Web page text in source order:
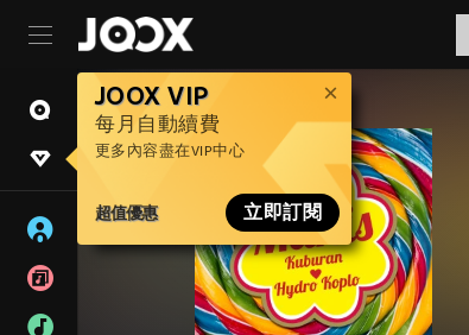
JOOX VIP
每月自動續費
更多內容盡在VIP中心
超值優惠 立即訂閱